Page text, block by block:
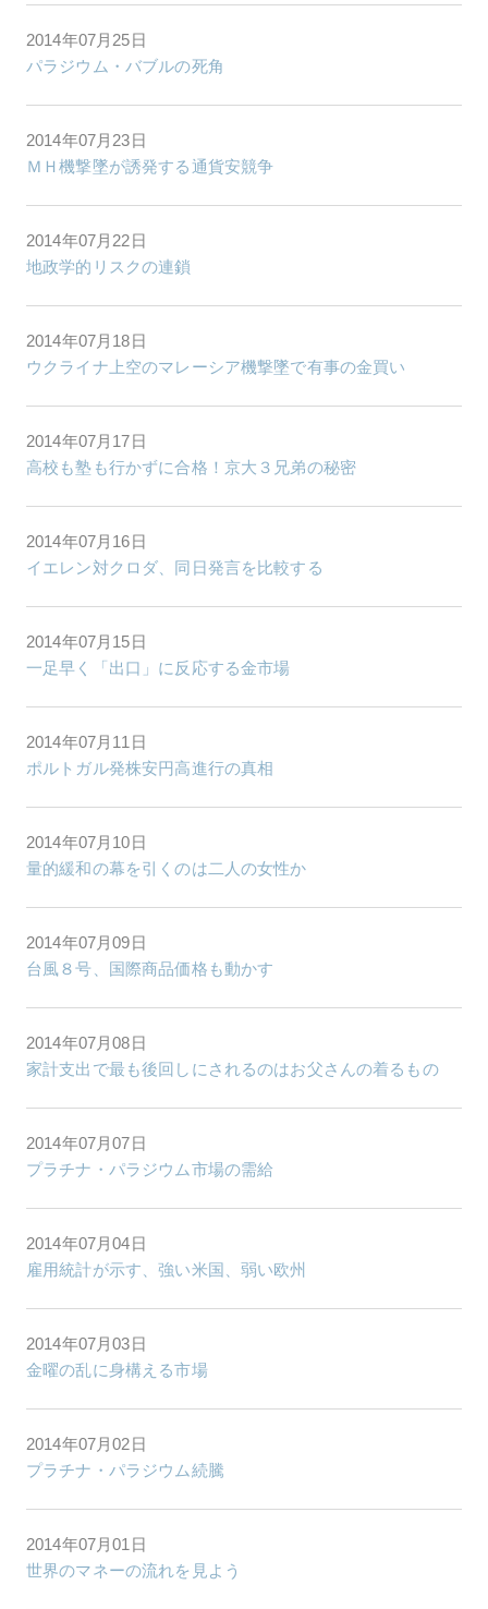
2014年07月25日
パラジウム・バブルの死角
2014年07月23日
ＭＨ機撃墜が誘発する通貨安競争
2014年07月22日
地政学的リスクの連鎖
2014年07月18日
ウクライナ上空のマレーシア機撃墜で有事の金買い
2014年07月17日
高校も塾も行かずに合格！京大３兄弟の秘密
2014年07月16日
イエレン対クロダ、同日発言を比較する
2014年07月15日
一足早く「出口」に反応する金市場
2014年07月11日
ポルトガル発株安円高進行の真相
2014年07月10日
量的緩和の幕を引くのは二人の女性か
2014年07月09日
台風８号、国際商品価格も動かす
2014年07月08日
家計支出で最も後回しにされるのはお父さんの着るもの
2014年07月07日
プラチナ・パラジウム市場の需給
2014年07月04日
雇用統計が示す、強い米国、弱い欧州
2014年07月03日
金曜の乱に身構える市場
2014年07月02日
プラチナ・パラジウム続騰
2014年07月01日
世界のマネーの流れを見よう